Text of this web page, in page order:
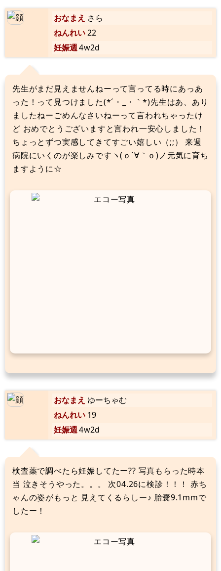
おなまえ さら
ねんれい22
妊娠週4w2d
先生がまだ見えませんねーって言ってる時にあっあ
った！って見つけました(*´・_・｀*)先生はあ、あり
ましたねーごめんなさいねーって言われちゃったけ
ど おめでとうございますと言われ一安心しました！
ちょっとずつ実感してきてすごい嬉しい（;;） 来週
病院にいくのが楽しみですヽ(ｏ´∀｀ｏ)ノ元気に育ち
ますように☆
おなまえ ゆーちゃむ
ねんれい 19
妊娠週4w2d
検査薬で調べたら妊娠してたー?? 写真もらった時本
当 泣きそうやった。。。 次04.26に検診！！！ 赤ち
ゃんの姿がもっと 見えてくるらしー♪ 胎嚢9.1mmで
したー！